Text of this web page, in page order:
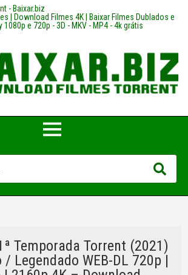
- Baixar.biz
| Download Filmes 4K | Baixar Filmes Dublados e
1080p e 720p - 3D - MKV - MP4 - 4k grátis
Temporada Torrent (2021)
Legendado WEB-DL 720p |